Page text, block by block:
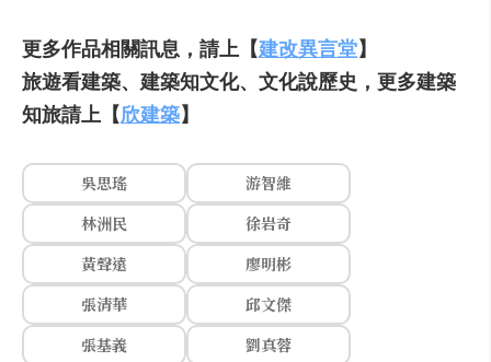
更多作品相關訊息，請上【建改異言堂】
旅遊看建築、建築知文化、文化說歷史，更多建築
知旅請上【欣建築】
吳思瑤
游智維
林洲民
徐岩奇
黃聲遠
廖明彬
張清華
邱文傑
張基義
劉真蓉